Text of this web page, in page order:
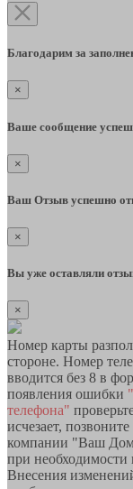
Благодарим за
×
Ваше сообщение
×
Ваш Отзыв успешно
×
Вы уже оставляли
×
Номер карты
стороне. Номер
вводится без 8 в
появления ошибки
телефона"
исчезает,
компании "Ваш
при
Внесения